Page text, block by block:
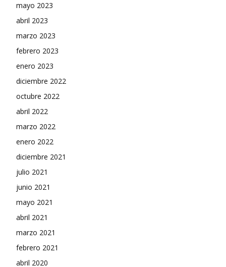
mayo 2023
abril 2023
marzo 2023
febrero 2023
enero 2023
diciembre 2022
octubre 2022
abril 2022
marzo 2022
enero 2022
diciembre 2021
julio 2021
junio 2021
mayo 2021
abril 2021
marzo 2021
febrero 2021
abril 2020